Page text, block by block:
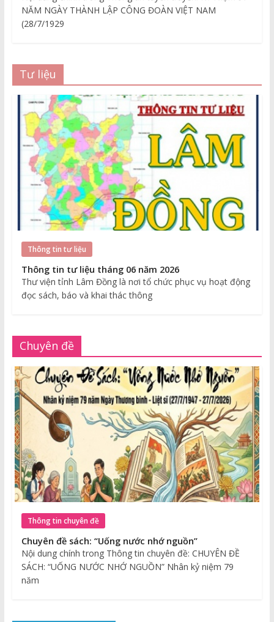
NĂM NGÀY THÀNH LẬP CÔNG ĐOÀN VIỆT NAM
(28/7/1929
Tư liệu
Thông tin tư liệu
Thông tin tư liệu tháng 06 năm 2026
Thư viện tỉnh Lâm Đồng là nơi tổ chức phục vụ hoạt động
đọc sách, báo và khai thác thông
Chuyên đề
Thông tin chuyên đề
Chuyên đề sách: “Uống nước nhớ nguồn”
Nội dung chính trong Thông tin chuyên đề: CHUYÊN ĐỀ
SÁCH: “UỐNG NƯỚC NHỚ NGUỒN” Nhân kỷ niệm 79
năm